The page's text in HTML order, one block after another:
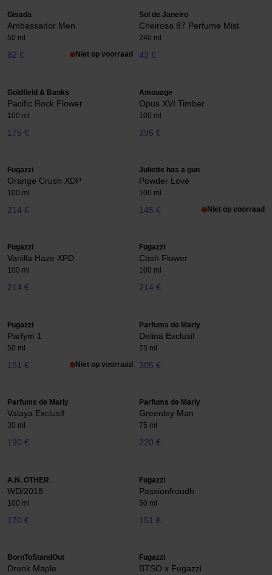
Gisada
Ambassador Men
50 ml
82 € Niet op voorraad
Sol de Janeiro
Cheirosa 87 Perfume Mist
240 ml
43 €
Goldfield & Banks
Pacific Rock Flower
100 ml
175 €
Amouage
Opus XVI Timber
100 ml
396 €
Fugazzi
Orange Crush XDP
100 ml
214 €
Juliette has a gun
Powder Love
100 ml
145 € Niet op voorraad
Fugazzi
Vanilla Haze XPD
100 ml
214 €
Fugazzi
Cash Flower
100 ml
214 €
Fugazzi
Parfym 1
50 ml
151 € Niet op voorraad
Parfums de Marly
Delina Exclusif
75 ml
305 €
Parfums de Marly
Valaya Exclusif
30 ml
190 €
Parfums de Marly
Greenley Man
75 ml
220 €
A.N. OTHER
WD/2018
100 ml
170 €
Fugazzi
Passionfroudh
50 ml
151 €
BornToStandOut
Drunk Maple
Fugazzi
BTSO x Fugazzi